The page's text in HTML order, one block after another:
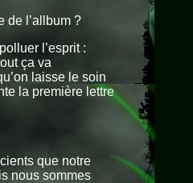
de l’allbum ?
l’esprit :
ça va
laisse le soin
la première lettre
que notre
nous sommes